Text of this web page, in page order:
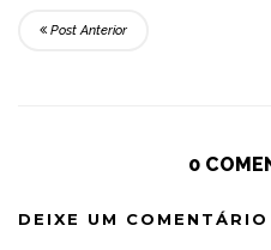
Post Anterior
0
DEIXE UM COMENTÁRIO